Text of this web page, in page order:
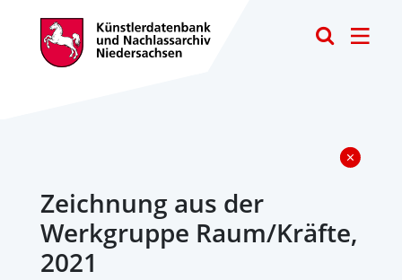
Zeichnung aus der
Werkgruppe Raum/Kräfte,
2021